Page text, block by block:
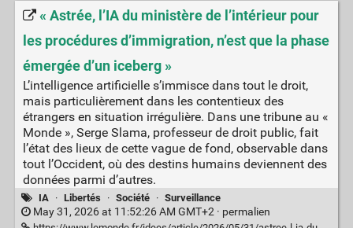
« Astrée, l’IA du ministère de l’intérieur pour
les procédures d’immigration, n’est que la phase
émergée d’un iceberg »
L’intelligence artificielle s’immisce dans tout le droit,
mais particulièrement dans les contentieux des
étrangers en situation irrégulière. Dans une tribune au «
Monde », Serge Slama, professeur de droit public, fait
l’état des lieux de cette vague de fond, observable dans
tout l’Occident, où des destins humains deviennent des
données parmi d’autres.
IA · Libertés · Société · Surveillance
May 31, 2026 at 11:52:26 AM GMT+2 · permalien